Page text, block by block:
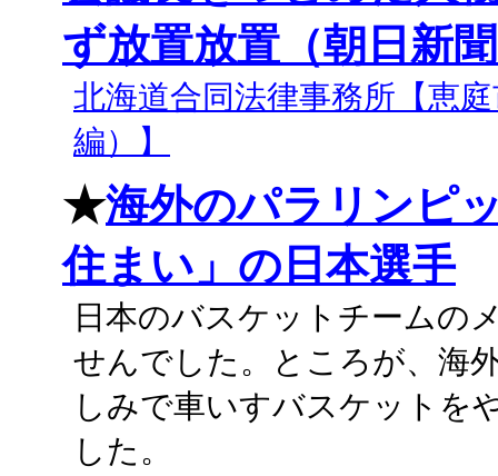
ず放置放置（朝日新
北海道合同法律事務所【恵
編）】
★海外のパラリンピ
住まい」の日本選手
日本のバスケットチームの
せんでした。ところが、海
しみで車いすバスケットを
した。